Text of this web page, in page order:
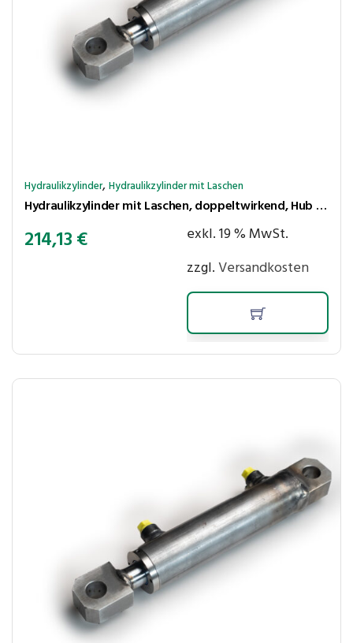
Hydraulikzylinder,Hydraulikzylinder mit Laschen
Hydraulikzylinder mit Laschen, doppeltwirkend, Hub 550 mm, Kolben ⌀50 mm, Stange ⌀25 mm
214,13€
exkl. 19 % MwSt.
zzgl.Versandkosten